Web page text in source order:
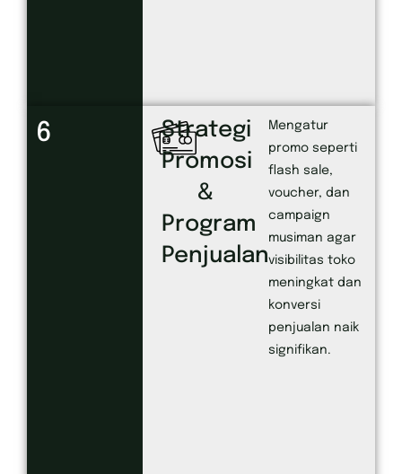
6
Strategi
Promosi
&
Program
Penjualan
Mengatur
promo seperti
flash sale,
voucher, dan
campaign
musiman agar
visibilitas toko
meningkat dan
konversi
penjualan naik
signifikan.